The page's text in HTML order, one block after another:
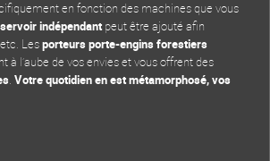
en fonction des machines que vous
indépendantpeut être ajouté afin
Lesporteurs porte-engins forestiers
à l’aube de vos envies et vous offrent des
Votre quotidien en est métamorphosé, vos